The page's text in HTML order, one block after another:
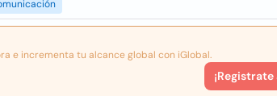
e incrementa tu alcance global con iGlobal.
¡Registrate